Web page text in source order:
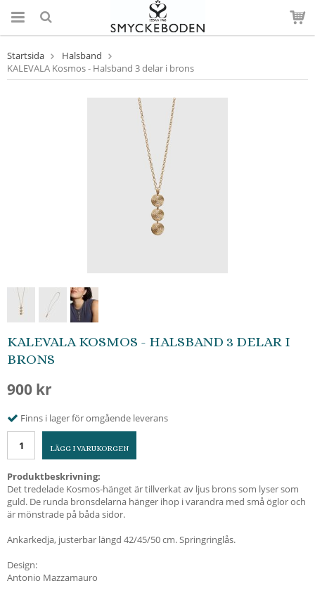
Startsida
Halsband
KALEVALA Kosmos - Halsband 3 delar i brons
KALEVALA KOSMOS - HALSBAND 3 DELAR I
BRONS
900 kr
Finns i lager för omgående leverans
LÄGG I VARUKORGEN
Produktbeskrivning:
Det tredelade Kosmos-hänget är tillverkat av ljus brons som lyser som
guld. De runda bronsdelarna hänger ihop i varandra med små öglor och
är mönstrade på båda sidor.
Ankarkedja, justerbar längd 42/45/50 cm. Springringlås.
Design:
Antonio Mazzamauro